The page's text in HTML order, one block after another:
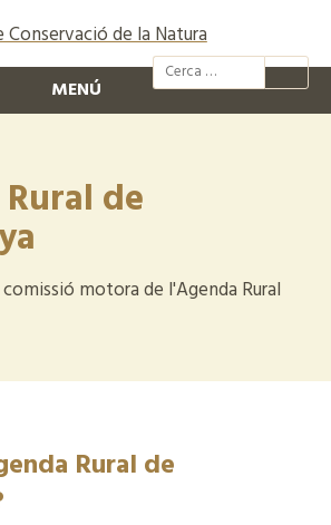
@xcn.cat
MENÚ
de
motora de l'Agenda Rural
Rural de